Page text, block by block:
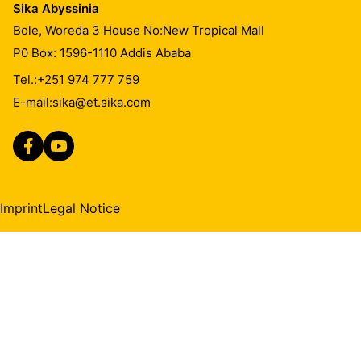
Sika Abyssinia
Bole, Woreda 3 House No:New Tropical Mall
P0 Box: 1596-1110 Addis Ababa
Tel.:+251 974 777 759
E-mail:sika@et.sika.com
ImprintLegal Notice